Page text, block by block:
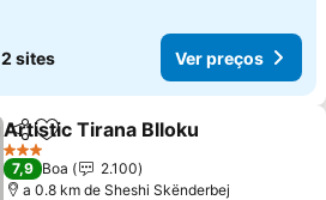
sites Ver preços
PartilharAdicionar aos favoritos
Artistic Tirana Blloku
3 Estrelas
7,9 Boa
2.100
a 0.8 km de Sheshi Skënderbej